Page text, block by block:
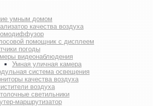
умным домом
качества воздуха
помощник с дисплеем
погоды
видеонаблюдения
Умная уличная камера
система освещения
качества воздуха
воздуха
светильники
маршрутизатор